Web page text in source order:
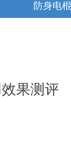
防身电
果测评